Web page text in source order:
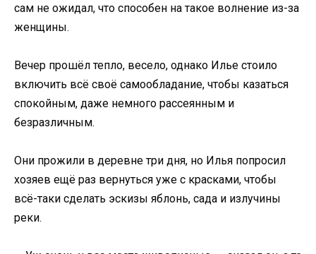
сам не ожидал, что способен на такое волнение из-за
женщины.
Вечер прошёл тепло, весело, однако Илье стоило
включить всё своё самообладание, чтобы казаться
спокойным, даже немного рассеянным и
безразличным.
Они прожили в деревне три дня, но Илья попросил
хозяев ещё раз вернуться уже с красками, чтобы
всё-таки сделать эскизы яблонь, сада и излучины
реки.